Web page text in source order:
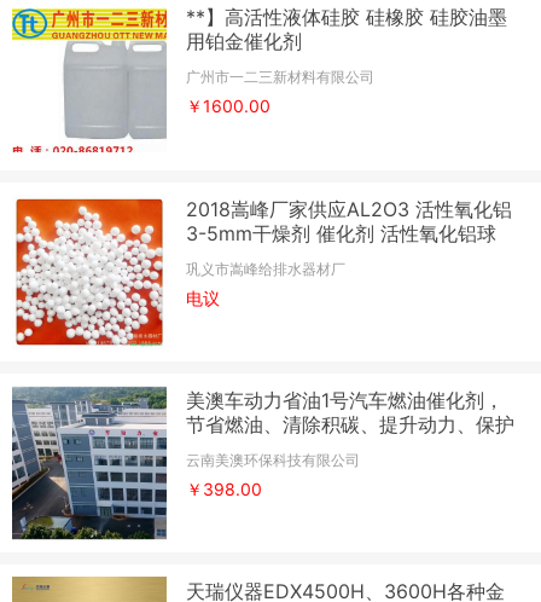
**】高活性液体硅胶 硅橡胶 硅胶油墨
用铂金催化剂
广州市一二三新材料有限公司
￥1600.00
2018嵩峰厂家供应AL2O3 活性氧化铝
3-5mm干燥剂 催化剂 活性氧化铝球
巩义市嵩峰给排水器材厂
电议
美澳车动力省油1号汽车燃油催化剂，
节省燃油、清除积碳、提升动力、保护
发动机、净化尾气
云南美澳环保科技有限公司
￥398.00
天瑞仪器EDX4500H、3600H各种金